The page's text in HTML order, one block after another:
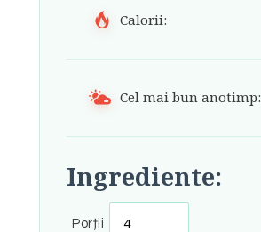
Calorii:
Cel mai bun anotimp:
Ingrediente:
Porții